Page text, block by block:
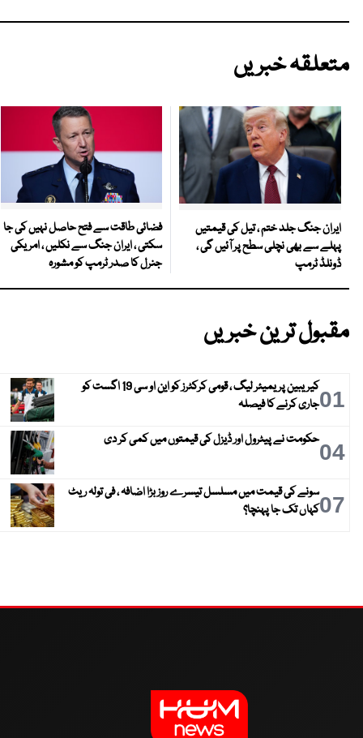
متعلقہ خبریں
ایران جنگ جلد ختم ، تیل کی قیمتیں
پہلے سے بھی نچلی سطح پر آئیں گی ،
ڈونلڈ ٹرمپ
فضائی طاقت سے فتح حاصل نہیں کی جا
سکتی ، ایران جنگ سے نکلیں ، امریکی
جنرل کا صدر ٹرمپ کو مشورہ
مقبول ترین خبریں
01
کیریبین پریمیئر لیگ ، قومی کرکٹرز کو این او سی 19 اگست کو
جاری کرنے کا فیصلہ
04حکومت نے پیٹرول اور ڈیزل کی قیمتوں میں کمی کر دی
07سونے کی قیمت میں مسلسل تیسرے روز بڑا اضافہ ، فی تولہ ریٹ
کہاں تک جا پہنچا؟